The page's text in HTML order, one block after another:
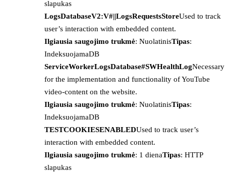
slapukas
LogsDatabaseV2:V#||LogsRequestsStoreUsed to track
user’s interaction with embedded content.
Ilgiausia saugojimo trukmė: NuolatinisTipas:
IndeksuojamaDB
ServiceWorkerLogsDatabase#SWHealthLogNecessary
for the implementation and functionality of YouTube
video-content on the website.
Ilgiausia saugojimo trukmė: NuolatinisTipas:
IndeksuojamaDB
TESTCOOKIESENABLEDUsed to track user’s
interaction with embedded content.
Ilgiausia saugojimo trukmė: 1 dienaTipas: HTTP
slapukas